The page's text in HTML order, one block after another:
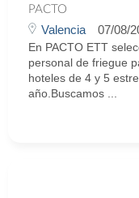
PACTO
Valencia 07/08/
En PACTO ETT
personal de friegue
hoteles de 4 y 5
año.Buscamos ...